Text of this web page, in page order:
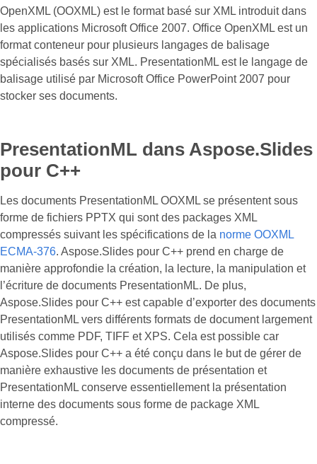
OpenXML (OOXML) est le format basé sur XML introduit dans
les applications Microsoft Office 2007. Office OpenXML est un
format conteneur pour plusieurs langages de balisage
spécialisés basés sur XML. PresentationML est le langage de
balisage utilisé par Microsoft Office PowerPoint 2007 pour
stocker ses documents.
PresentationML dans Aspose.Slides
pour C++
Les documents PresentationML OOXML se présentent sous
forme de fichiers PPTX qui sont des packages XML
compressés suivant les spécifications de la norme OOXML
ECMA-376. Aspose.Slides pour C++ prend en charge de
manière approfondie la création, la lecture, la manipulation et
l’écriture de documents PresentationML. De plus,
Aspose.Slides pour C++ est capable d’exporter des documents
PresentationML vers différents formats de document largement
utilisés comme PDF, TIFF et XPS. Cela est possible car
Aspose.Slides pour C++ a été conçu dans le but de gérer de
manière exhaustive les documents de présentation et
PresentationML conserve essentiellement la présentation
interne des documents sous forme de package XML
compressé.